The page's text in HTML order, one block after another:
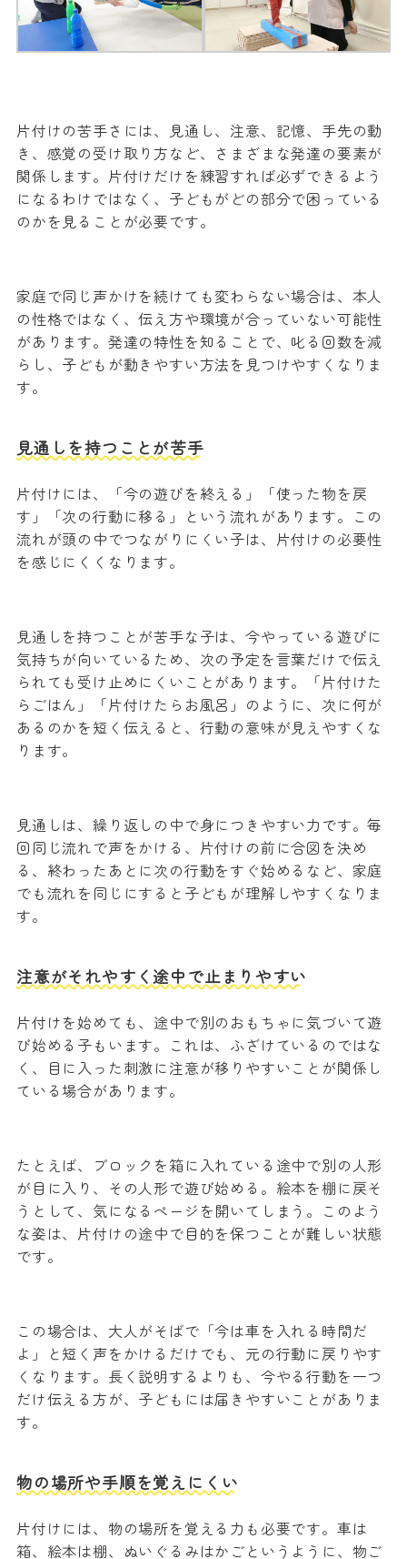
片付けの苦手さには、見通し、注意、記憶、手先の動
き、感覚の受け取り方など、さまざまな発達の要素が
関係します。片付けだけを練習すれば必ずできるよう
になるわけではなく、子どもがどの部分で困っている
のかを見ることが必要です。
家庭で同じ声かけを続けても変わらない場合は、本人
の性格ではなく、伝え方や環境が合っていない可能性
があります。発達の特性を知ることで、叱る回数を減
らし、子どもが動きやすい方法を見つけやすくなりま
す。
見通しを持つことが苦手
片付けには、「今の遊びを終える」「使った物を戻
す」「次の行動に移る」という流れがあります。この
流れが頭の中でつながりにくい子は、片付けの必要性
を感じにくくなります。
見通しを持つことが苦手な子は、今やっている遊びに
気持ちが向いているため、次の予定を言葉だけで伝え
られても受け止めにくいことがあります。「片付けた
らごはん」「片付けたらお風呂」のように、次に何が
あるのかを短く伝えると、行動の意味が見えやすくな
ります。
見通しは、繰り返しの中で身につきやすい力です。毎
回同じ流れで声をかける、片付けの前に合図を決め
る、終わったあとに次の行動をすぐ始めるなど、家庭
でも流れを同じにすると子どもが理解しやすくなりま
す。
注意がそれやすく途中で止まりやすい
片付けを始めても、途中で別のおもちゃに気づいて遊
び始める子もいます。これは、ふざけているのではな
く、目に入った刺激に注意が移りやすいことが関係し
ている場合があります。
たとえば、ブロックを箱に入れている途中で別の人形
が目に入り、その人形で遊び始める。絵本を棚に戻そ
うとして、気になるページを開いてしまう。このよう
な姿は、片付けの途中で目的を保つことが難しい状態
です。
この場合は、大人がそばで「今は車を入れる時間だ
よ」と短く声をかけるだけでも、元の行動に戻りやす
くなります。長く説明するよりも、今やる行動を一つ
だけ伝える方が、子どもには届きやすいことがありま
す。
物の場所や手順を覚えにくい
片付けには、物の場所を覚える力も必要です。車は
箱、絵本は棚、ぬいぐるみはかごというように、物ご